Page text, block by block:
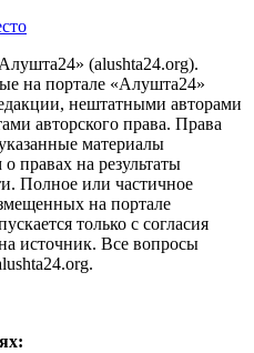
(alushta24.org).
на портале «Алушта24»
нештатными авторами
авторского права. Права
материалы
правах на результаты
Полное или частичное
на портале
только с согласия
источник. Все вопросы